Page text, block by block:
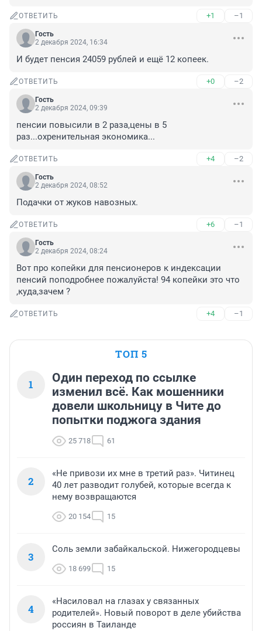
ОТВЕТИТЬ +1 –1
Гость
2 декабря 2024, 16:34
И будет пенсия 24059 рублей и ещё 12 копеек.
ОТВЕТИТЬ +0 –2
Гость
2 декабря 2024, 09:39
пенсии повысили в 2 раза,цены в 5
раз...охренительная экономика...
ОТВЕТИТЬ +4 –2
Гость
2 декабря 2024, 08:52
Подачки от жуков навозных.
ОТВЕТИТЬ +6 –1
Гость
2 декабря 2024, 08:24
Вот про копейки для пенсионеров к индексации
пенсий поподробнее пожалуйста! 94 копейки это что
,куда,зачем ?
ОТВЕТИТЬ +4 –1
ТОП 5
1
Один переход по ссылке
изменил всё. Как мошенники
довели школьницу в Чите до
попытки поджога здания
25 718 61
2
«Не привози их мне в третий раз». Читинец
40 лет разводит голубей, которые всегда к
нему возвращаются
20 154 15
3
Соль земли забайкальской. Нижегородцевы
18 699 15
4
«Насиловал на глазах у связанных
родителей». Новый поворот в деле убийства
россиян в Таиланде